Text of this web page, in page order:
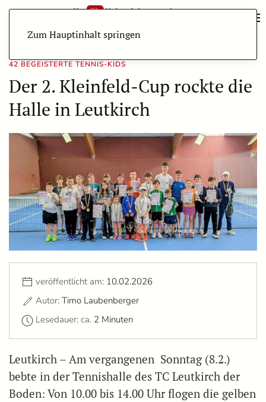
Zum Hauptinhalt springen
42 BEGEISTERTE TENNIS-KIDS
Der 2. Kleinfeld-Cup rockte die
Halle in Leutkirch
veröffentlicht am: 10.02.2026
Autor: Timo Laubenberger
Lesedauer: ca. 2 Minuten
Leutkirch – Am vergangenen Sonntag (8.2.)
bebte in der Tennishalle des TC Leutkirch der
Boden: Von 10.00 bis 14.00 Uhr flogen die gelben